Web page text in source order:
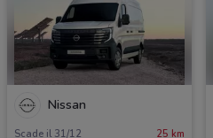
Nissan
Scade il 31/12 25 km